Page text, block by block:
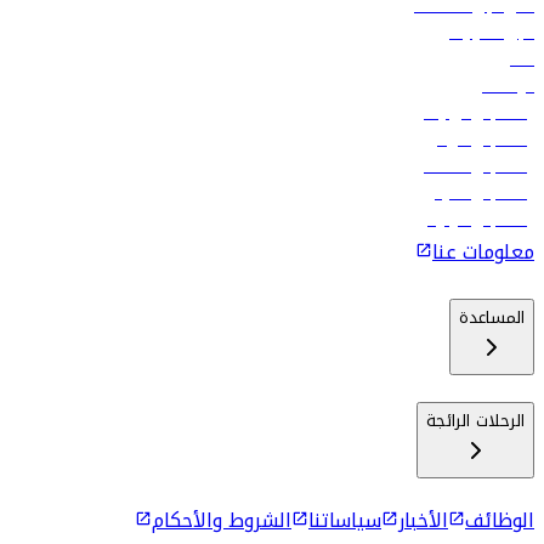
فلاي دبي للعطلات
تأجير السيارات
فنادق
الوظائف
رحلات إلى تبيليسي
رحلات إلى الرياض
رحلات إلى مسقط
رحلات إلى ماليه
رحلات إلى كولومبو
معلومات عنا
المساعدة
الرحلات الرائجة
الوظائف الأخبار سياساتنا الشروط والأحكام